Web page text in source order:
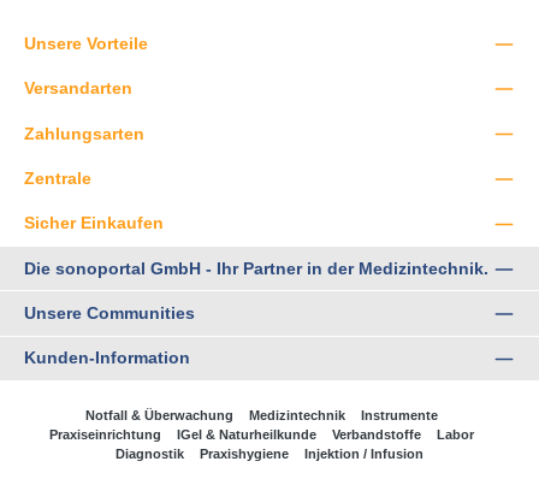
Unsere Vorteile
Zentrale
Sicher Einkaufen
Versandarten
Zahlungsarten
Die sonoportal GmbH - Ihr Partner in der Medizintechnik.
Unsere Communities
Kunden-Information
Notfall & Überwachung Medizintechnik
Instrumente
Praxiseinrichtung
IGel & Naturheilkunde Verbandstoffe
Labor
Diagnostik
Praxishygiene Injektion / Infusion